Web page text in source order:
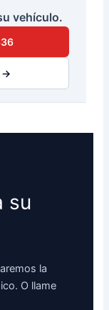
vehículo.
→
su
la
O llame